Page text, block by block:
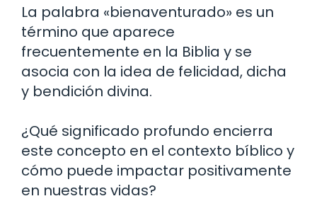
La palabra «bienaventurado» es un
término que aparece
frecuentemente en la Biblia y se
asocia con la idea de felicidad, dicha
y bendición divina.
¿Qué significado profundo encierra
este concepto en el contexto bíblico y
cómo puede impactar positivamente
en nuestras vidas?